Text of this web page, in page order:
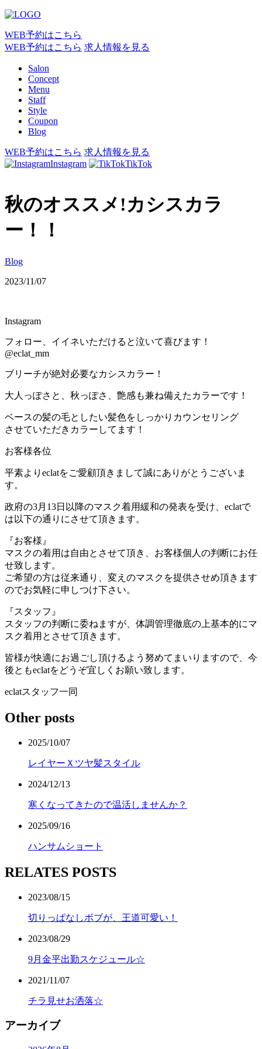
WEB予約はこちら
WEB予約はこちら 求人情報を見る
Salon
Concept
Menu
Staff
Style
Coupon
Blog
WEB予約はこちら 求人情報を見る
Instagram
TikTok
秋のオススメ!カシスカラ
ー！！
Blog
2023/11/07
Instagram
フォロー、イイネいただけると泣いて喜びます！
@eclat_mm
ブリーチが絶対必要なカシスカラー！
大人っぽさと、秋っぽさ、艶感も兼ね備えたカラーです！
ベースの髪の毛としたい髪色をしっかりカウンセリング
させていただきカラーしてます！
お客様各位
平素よりeclatをご愛顧頂きまして誠にありがとうございま
す。
政府の3月13日以降のマスク着用緩和の発表を受け、eclatで
は以下の通りにさせて頂きます。
『お客様』
マスクの着用は自由とさせて頂き、お客様個人の判断にお任
せ致します。
ご希望の方は従来通り、変えのマスクを提供させめ頂きます
のでお気軽に申しつけ下さい。
『スタッフ』
スタッフの判断に委ねますが、体調管理徹底の上基本的にマ
スク着用とさせて頂きます。
皆様が快適にお過ごし頂けるよう努めてまいりますので、今
後ともeclatをどうぞ宜しくお願い致します。
eclatスタッフ一同
Other posts
2025/10/07
レイヤーＸツヤ髪スタイル
2024/12/13
寒くなってきたので温活しませんか？
2025/09/16
ハンサムショート
RELATES POSTS
2023/08/15
切りっぱなしボブが、王道可愛い！
2023/08/29
9月金平出勤スケジュール☆
2021/11/07
チラ見せお洒落☆
アーカイブ